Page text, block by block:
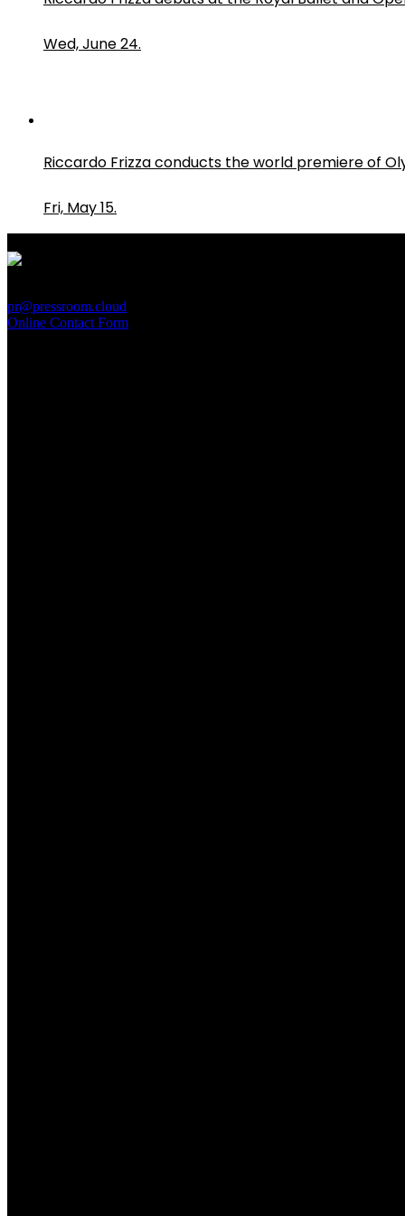
Wed, June 24.
Riccardo Frizza conducts the world premiere of
Fri, May 15.
pr@pressroom.cloud
Online Contact Form